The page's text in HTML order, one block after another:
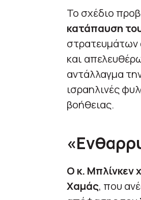
Το σχέδιο
κατάπαυση
στρατευμάτων
και
αντάλλαγμα
ισραηλινές
βοήθειας.
Ο κ. Μπλίνκεν
Χαμάς, που